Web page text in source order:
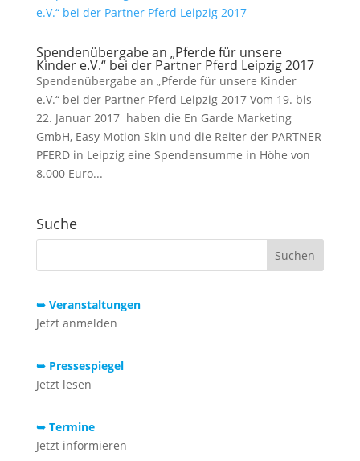
Spendenübergabe an „Pferde für unsere
Kinder e.V.“ bei der Partner Pferd Leipzig 2017
Spendenübergabe an „Pferde für unsere Kinder
e.V.“ bei der Partner Pferd Leipzig 2017 Vom 19. bis
22. Januar 2017 haben die En Garde Marketing
GmbH, Easy Motion Skin und die Reiter der PARTNER
PFERD in Leipzig eine Spendensumme in Höhe von
8.000 Euro...
Suche
➥ Veranstaltungen
Jetzt anmelden
➥ Pressespiegel
Jetzt lesen
➥ Termine
Jetzt informieren